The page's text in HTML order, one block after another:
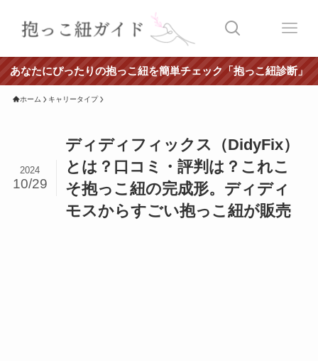
あなたにぴったりの抱っこ紐を簡単チェック「抱っこ紐診断」
ホーム キャリータイプ
ディディフィックス（DidyFix）
とは？口コミ・評判は？これこ
そ抱っこ紐の完成形。ディディ
モスからすごい抱っこ紐が販売
2024
10/29